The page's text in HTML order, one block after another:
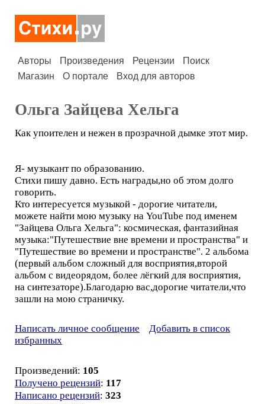
Авторы Произведения Рецензии
Поиск
Магазин
О портале Вход для авторов
Ольга Зайцева Хельга
Как упоителен и нежен в прозрачной дымке этот мир.
Я- музыкант по образованию.
Стихи пишу давно. Есть награды,но об этом долго
говорить.
Кто интересуется музыкой - дорогие читатели,
можете найти мою музыку на YouTube под именем
"Зайцева Ольга Хельга": космическая, фантазийная
музыка:"Путешествие вне времени и пространства" и
"Путешествие во времени и пространстве". 2 альбома
(первый альбом сложный для восприятия,второй
альбом с видеорядом, более лёгкий для восприятия,
на синтезаторе).Благодарю вас,дорогие читатели,что
зашли на мою страничку.
Написать личное сообщение
Добавить в список
избранных
Произведений: 105
Получено рецензий: 117
Написано рецензий: 323